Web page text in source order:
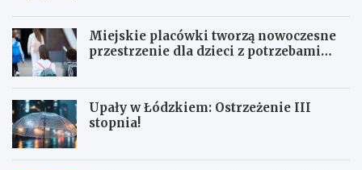
Miejskie placówki tworzą nowoczesne
przestrzenie dla dzieci z potrzebami
Upały w Łódzkiem: Ostrzeżenie III
stopnia!